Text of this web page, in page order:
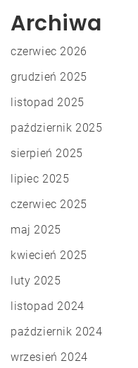
Archiwa
czerwiec 2026
grudzień 2025
listopad 2025
październik 2025
sierpień 2025
lipiec 2025
czerwiec 2025
maj 2025
kwiecień 2025
luty 2025
listopad 2024
październik 2024
wrzesień 2024